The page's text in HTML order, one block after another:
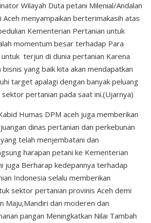
Wilayah Duta petani Milenial/Andalan
menyampaikan berterimakasih atas
Kementerian Pertanian untuk
momentum besar terhadap Para
terjun di dunia pertanian Karena
yang baik kita akan mendapatkan
target apalagi dengan banyak peluang
pertanian pada saat ini.(Ujarnya)
Humas DPM aceh juga memberikan
dinas pertanian dan perkebunan
telah menjembatani dan
harapan petani ke Kementerian
juga Berharap kedepannya terhadap
Indonesia selalu memberikan
sektor pertanian provinis Aceh demi
Maju,Mandiri dan moderen dan
pangan Meningkatkan Nilai Tambah